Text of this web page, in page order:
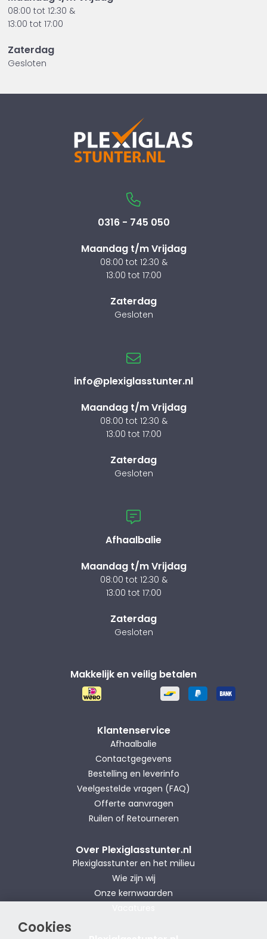
Cookies
08:00 tot 12:30 &
13:00 tot 17:00
Zaterdag
Gesloten
0316 - 745 050
Maandag t/m Vrijdag
08:00 tot 12:30 &
13:00 tot 17:00
Zaterdag
Gesloten
info@plexiglasstunter.nl
Maandag t/m Vrijdag
08:00 tot 12:30 &
13:00 tot 17:00
Zaterdag
Gesloten
Afhaalbalie
Maandag t/m Vrijdag
08:00 tot 12:30 &
13:00 tot 17:00
Zaterdag
Gesloten
Makkelijk en veilig betalen
Klantenservice
Afhaalbalie
Contactgegevens
Bestelling en leverinfo
Veelgestelde vragen (FAQ)
Offerte aanvragen
Ruilen of Retourneren
Over Plexiglasstunter.nl
Plexiglasstunter en het milieu
Wie zijn wij
Onze kernwaarden